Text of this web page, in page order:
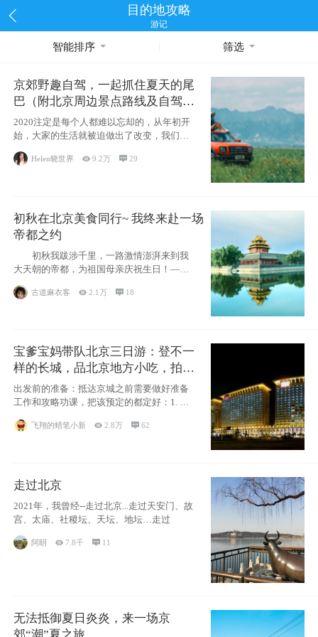
目的地攻略
游记
智能排序 筛选
京郊野趣自驾，一起抓住夏天的尾
巴（附北京周边景点路线及自驾攻
略）
2020注定是每个人都难以忘却的，从年初开
始，大家的生活就被迫做出了改变，我们也
不例外。本来双双辞职是为
Helen晓世界 9.2万 29
初秋在北京美食同行~ 我终来赴一场
帝都之约
初秋我跋涉千里，一路激情澎湃来到我
大天朝的帝都，为祖国母亲庆祝生日！——
古道麻衣客 2.1万  18
宝爹宝妈带队北京三日游：登不一
样的长城，品北京地方小吃，拍盘
古七星夜景！
出发前的准备：抵达京城之前需要做好准备
工作和攻略功课，把该预定的都定好：1. 酒
飞翔的蜡笔小新 2.8万 62
走过北京
2021年，我曾经--走过北京...走过天安门、故
宫、太庙、社稷坛、天坛、地坛…走过
阿眀 7.8千  11
无法抵御夏日炎炎，来一场京